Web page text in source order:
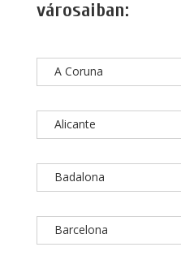
városaiban:
A Coruna
Alicante
Badalona
Barcelona